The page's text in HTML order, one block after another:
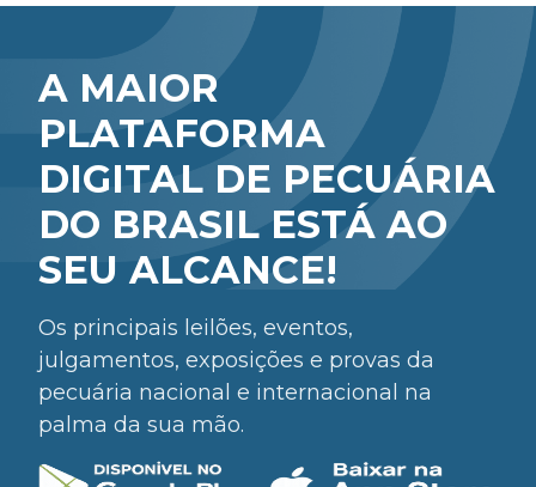
A MAIOR
PLATAFORMA
DIGITAL DE PECUÁRIA
DO BRASIL ESTÁ AO
SEU ALCANCE!
Os principais leilões, eventos,
julgamentos, exposições e provas da
pecuária nacional e internacional na
palma da sua mão.